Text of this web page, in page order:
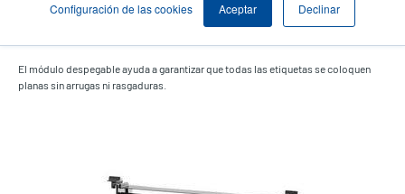
Configuración de las cookies Aceptar Declinar
Módulo despegable
El módulo despegable ayuda a garantizar que todas las etiquetas se coloquen
planas sin arrugas ni rasgaduras.